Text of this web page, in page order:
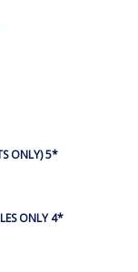
ONLY) 5*
ONLY 4*